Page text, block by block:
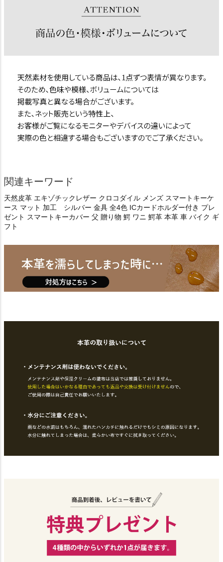
関連キーワード
天然皮革 エキゾチックレザー クロコダイル メンズ スマートキーケ
ース マット 加工 シルバー 金具 全4色 ICカードホルダー付き プレ
ゼント スマートキーカバー 父 贈り物 鰐 ワニ 鰐革 本革 車 バイク ギ
フト